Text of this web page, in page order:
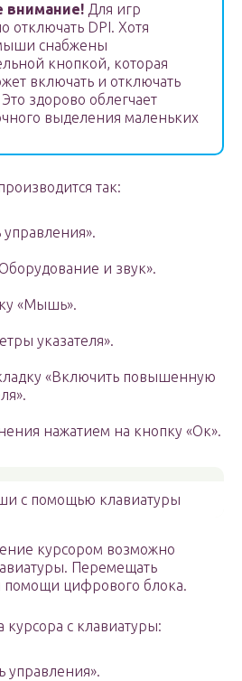
внимание! Для игр
отключать DPI. Хотя
снабжены
кнопкой, которая
включать и отключать
здорово облегчает
выделения маленьких
так:
и звук».
«Мышь».
указателя».
«Включить повышенную
нажатием на кнопку «Ок».
с помощью клавиатуры
курсором возможно
Перемещать
помощи цифрового блока.
курсора с клавиатуры:
управления».